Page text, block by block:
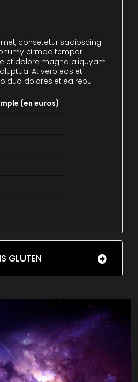
consetetur sadipscing
eirmod tempor
et dolore magna aliquyam
At vero eos et
duo dolores et ea rebu
(en euros)
GLUTEN